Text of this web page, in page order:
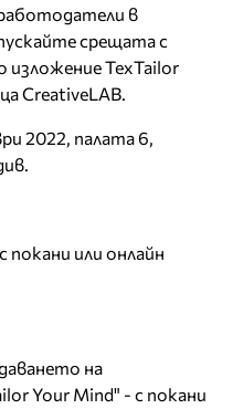
в
срещата с
изложение TexTailor
CreativeLAB.
2022, палата 6,
или онлайн
на
Your Mind" - с покани